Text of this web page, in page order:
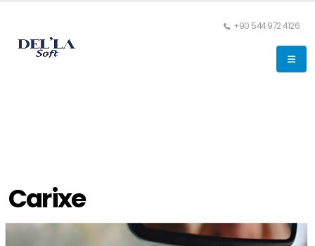
+90 544 972 4126
Carixe